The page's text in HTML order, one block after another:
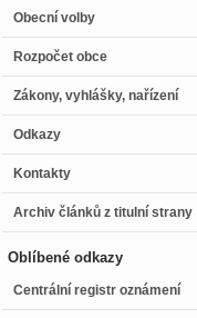
Obecní volby
Rozpočet obce
Zákony, vyhlášky, nařízení
Odkazy
Kontakty
Archiv článků z titulní strany
Oblíbené odkazy
Centrální registr oznámení